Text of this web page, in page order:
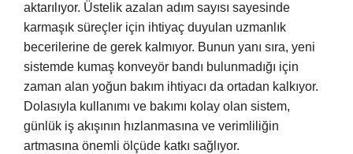
aktarılıyor. Üstelik azalan adım sayısı sayesinde
karmaşık süreçler için ihtiyaç duyulan uzmanlık
becerilerine de gerek kalmıyor. Bunun yanı sıra, yeni
sistemde kumaş konveyör bandı bulunmadığı için
zaman alan yoğun bakım ihtiyacı da ortadan kalkıyor.
Dolasıyla kullanımı ve bakımı kolay olan sistem,
günlük iş akışının hızlanmasına ve verimliliğin
artmasına önemli ölçüde katkı sağlıyor.